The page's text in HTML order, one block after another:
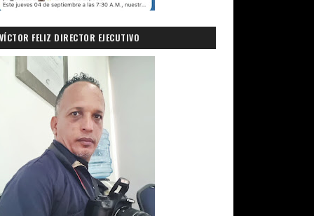
FELIZ DIRECTOR EJECUTIVO